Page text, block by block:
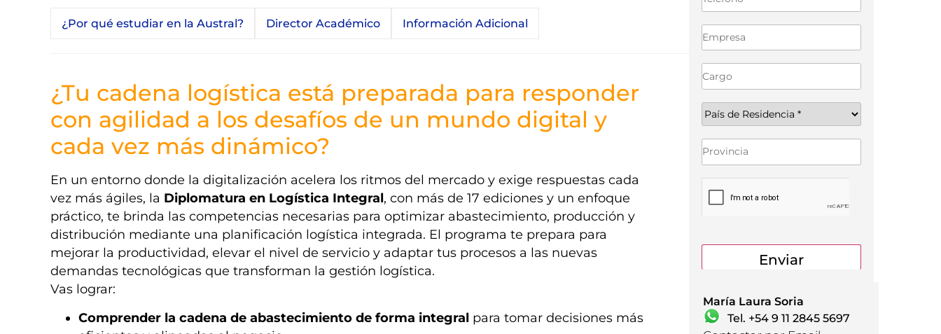
¿Por qué estudiar en la Austral? Director Académico Información Adicional
¿Tu cadena logística está preparada para responder
con agilidad a los desafíos de un mundo digital y
cada vez más dinámico?
En un entorno donde la digitalización acelera los ritmos del mercado y exige respuestas cada
vez más ágiles, la Diplomatura en Logística Integral, con más de 17 ediciones y un enfoque
práctico, te brinda las competencias necesarias para optimizar abastecimiento, producción y
distribución mediante una planificación logística integrada. El programa te prepara para
mejorar la productividad, elevar el nivel de servicio y adaptar tus procesos a las nuevas
demandas tecnológicas que transforman la gestión logística.
Vas lograr:
Comprender la cadena de abastecimiento de forma integral para tomar decisiones más
María Laura Soria
Tel. +54 9 11 2845 5697